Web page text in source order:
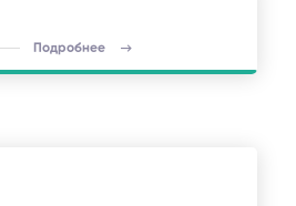
Подробнее